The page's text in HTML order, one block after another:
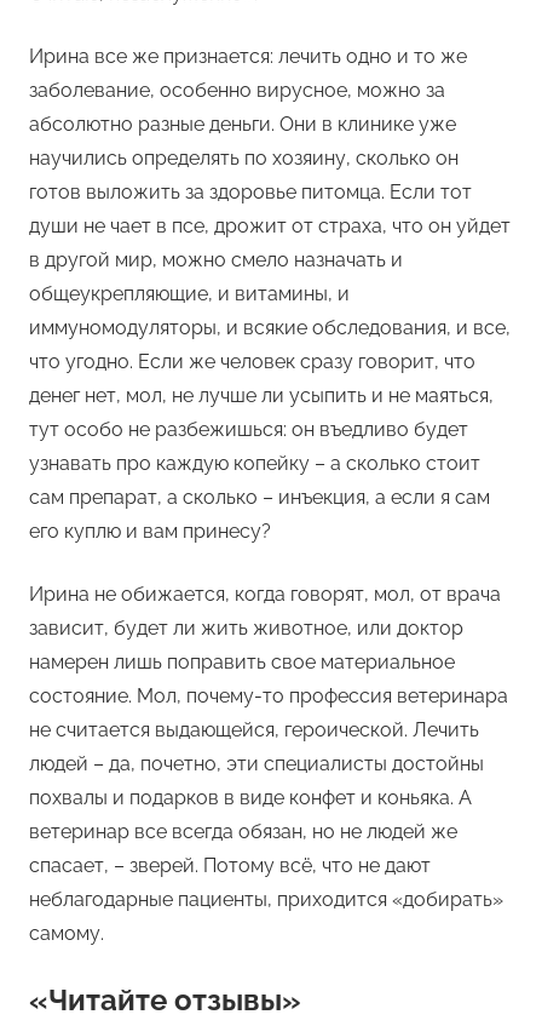
Ирина все же признается: лечить одно и то же
заболевание, особенно вирусное, можно за
абсолютно разные деньги. Они в клинике уже
научились определять по хозяину, сколько он
готов выложить за здоровье питомца. Если тот
души не чает в псе, дрожит от страха, что он уйдет
в другой мир, можно смело назначать и
общеукрепляющие, и витамины, и
иммуномодуляторы, и всякие обследования, и все,
что угодно. Если же человек сразу говорит, что
денег нет, мол, не лучше ли усыпить и не маяться,
тут особо не разбежишься: он въедливо будет
узнавать про каждую копейку – а сколько стоит
сам препарат, а сколько – инъекция, а если я сам
его куплю и вам принесу?
Ирина не обижается, когда говорят, мол, от врача
зависит, будет ли жить животное, или доктор
намерен лишь поправить свое материальное
состояние. Мол, почему-то профессия ветеринара
не считается выдающейся, героической. Лечить
людей – да, почетно, эти специалисты достойны
похвалы и подарков в виде конфет и коньяка. А
ветеринар все всегда обязан, но не людей же
спасает, – зверей. Потому всё, что не дают
неблагодарные пациенты, приходится «добирать»
самому.
«Читайте отзывы»